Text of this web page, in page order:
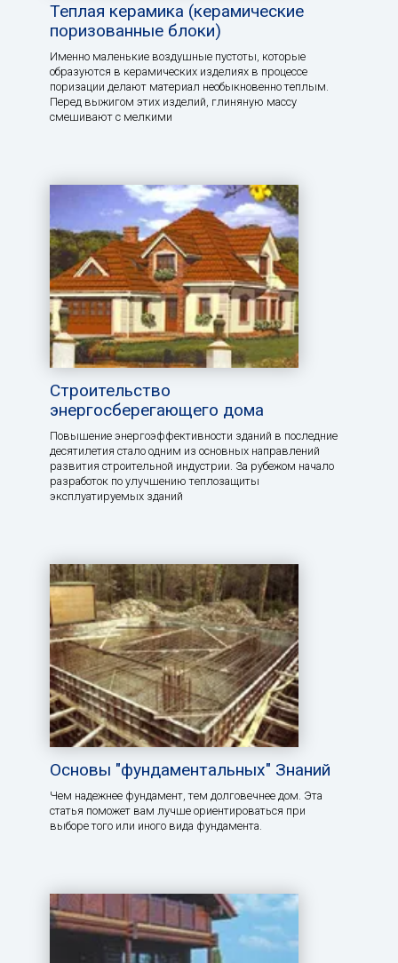
Теплая керамика (керамические
поризованные блоки)
Именно маленькие воздушные пустоты, которые
образуются в керамических изделиях в процессе
поризации делают материал необыкновенно теплым.
Перед выжигом этих изделий, глиняную массу
смешивают с мелкими
Строительство
энергосберегающего дома
Повышение энергоэффективности зданий в последние
десятилетия стало одним из основных направлений
развития строительной индустрии. За рубежом начало
разработок по улучшению теплозащиты
эксплуатируемых зданий
Основы "фундаментальных" Знаний
Чем надежнее фундамент, тем долговечнее дом. Эта
статья поможет вам лучше ориентироваться при
выборе того или иного вида фундамента.